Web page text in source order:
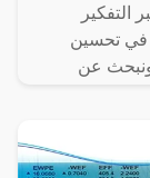
التفكير
في تحسين
ونبحث عن